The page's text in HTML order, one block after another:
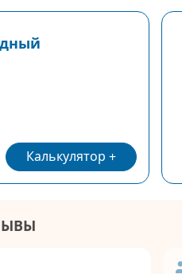
Калькулятор